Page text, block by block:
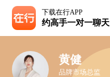
下载在行APP
约高手一对一聊天
黄健
品牌市场总监